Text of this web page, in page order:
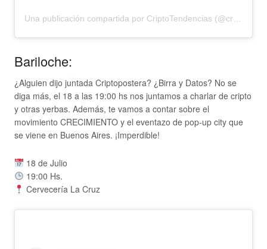
Bariloche:
¿Alguien dijo juntada Criptopostera? ¿Birra y Datos? No se
diga más, el 18 a las 19:00 hs nos juntamos a charlar de cripto
y otras yerbas. Además, te vamos a contar sobre el
movimiento CRECIMIENTO y el eventazo de pop-up city que
se viene en Buenos Aires. ¡Imperdible!
18 de Julio
19:00 Hs.
Cervecería La Cruz